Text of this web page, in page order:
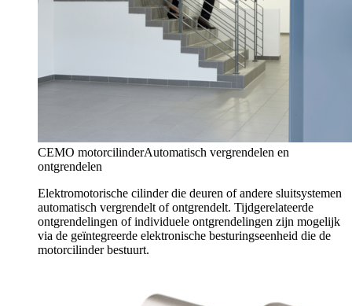
CEMO motorcilinderAutomatisch vergrendelen en
ontgrendelen
Elektromotorische cilinder die deuren of andere sluitsystemen
automatisch vergrendelt of ontgrendelt. Tijdgerelateerde
ontgrendelingen of individuele ontgrendelingen zijn mogelijk
via de geïntegreerde elektronische besturingseenheid die de
motorcilinder bestuurt.